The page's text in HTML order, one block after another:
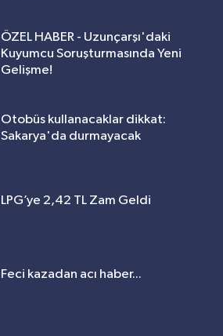
ÖZEL HABER - Uzunçarşı'daki
Kuyumcu Soruşturmasında Yeni
Gelişme!
Otobüs kullanacaklar dikkat:
Sakarya'da durmayacak
LPG’ye 2,42 TL Zam Geldi
Feci kazadan acı haber...